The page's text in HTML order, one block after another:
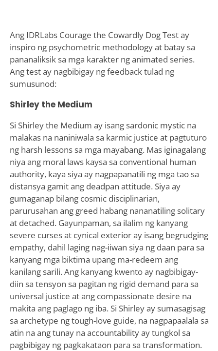
Ang IDRLabs Courage the Cowardly Dog Test ay
inspiro ng psychometric methodology at batay sa
pananaliksik sa mga karakter ng animated series.
Ang test ay nagbibigay ng feedback tulad ng
sumusunod:
Shirley the Medium
Si Shirley the Medium ay isang sardonic mystic na
malakas na naniniwala sa karmic justice at pagtuturo
ng harsh lessons sa mga mayabang. Mas iginagalang
niya ang moral laws kaysa sa conventional human
authority, kaya siya ay nagpapanatili ng mga tao sa
distansya gamit ang deadpan attitude. Siya ay
gumaganap bilang cosmic disciplinarian,
parurusahan ang greed habang nananatiling solitary
at detached. Gayunpaman, sa ilalim ng kanyang
severe curses at cynical exterior ay isang begrudging
empathy, dahil laging nag-iiwan siya ng daan para sa
kanyang mga biktima upang ma-redeem ang
kanilang sarili. Ang kanyang kwento ay nagbibigay-
diin sa tensyon sa pagitan ng rigid demand para sa
universal justice at ang compassionate desire na
makita ang paglago ng iba. Si Shirley ay sumasagisag
sa archetype ng tough-love guide, na nagpapaalala sa
atin na ang tunay na accountability ay tungkol sa
pagbibigay ng pagkakataon para sa transformation.